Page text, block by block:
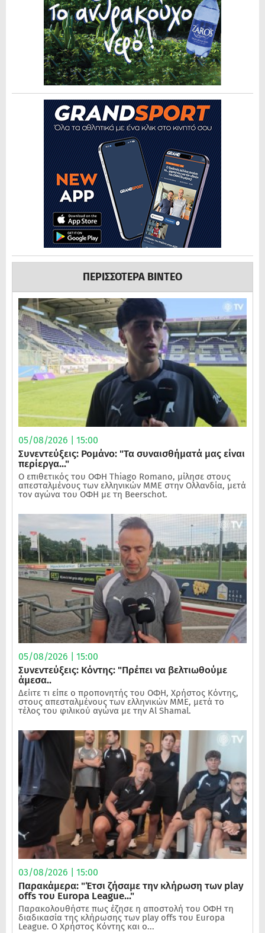
ΠΕΡΙΣΣΟΤΕΡΑ ΒΙΝΤΕΟ
05/08/2026 | 15:00
Συνεντεύξεις: Ρομάνο: "Τα συναισθήματά μας είναι
περίεργα..."
Ο επιθετικός του ΟΦΗ Thiago Romano, μίλησε στους
απεσταλμένους των ελληνικών ΜΜΕ στην Ολλανδία, μετά
τον αγώνα του ΟΦΗ με τη Beerschot.
05/08/2026 | 15:00
Συνεντεύξεις: Κόντης: "Πρέπει να βελτιωθούμε
άμεσα..
Δείιτε τι είπε ο προπονητής του ΟΦΗ, Χρήστος Κόντης,
στους απεσταλμένους των ελληνικών ΜΜΕ, μετά το
τέλος του φιλικού αγώνα με την Al Shamal.
03/08/2026 | 15:00
Παρακάμερα: "Έτσι ζήσαμε την κλήρωση των play
offs του Europa League..."
Παρακολουθήστε πως έζησε η αποστολή του ΟΦΗ τη
διαδικασία της κλήρωσης των play offs του Europa
League. Ο Χρήστος Κόντης και ο...